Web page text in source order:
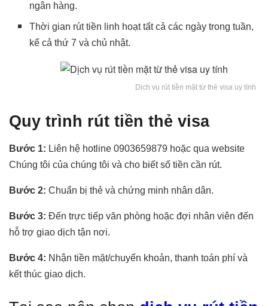
ngân hàng.
Thời gian rút tiền linh hoạt tất cả các ngày trong tuần,
kể cả thứ 7 và chủ nhật.
Dịch vụ rút tiền mặt từ thẻ visa uy tính
Quy trình rút tiền thẻ visa
Bước 1: Liên hệ hotline 0903659879 hoặc qua website
Chúng tôi của chúng tôi và cho biết số tiền cần rút.
Bước 2: Chuẩn bị thẻ và chứng minh nhân dân.
Bước 3: Đến trực tiếp văn phòng hoặc đợi nhân viên đến
hỗ trợ giao dịch tận nơi.
Bước 4: Nhận tiền mặt/chuyển khoản, thanh toán phí và
kết thúc giao dịch.